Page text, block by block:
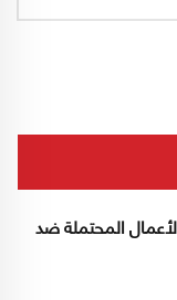
المحتملة ضد